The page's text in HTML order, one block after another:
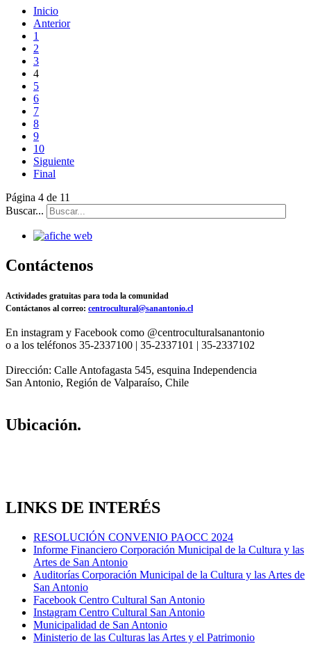
Inicio
Anterior
1
2
3
4
5
6
7
8
9
10
Siguiente
Final
Página 4 de 11
Buscar...
Contáctenos
Actividades gratuitas para toda la comunidad
Contáctanos al correo: centrocultural@sanantonio.cl
En instagram y Facebook como @centroculturalsanantonio
o a los teléfonos 35-2337100 | 35-2337101 | 35-2337102
Dirección: Calle Antofagasta 545, esquina Independencia
San Antonio, Región de Valparaíso, Chile
Ubicación.
LINKS DE INTERÉS
RESOLUCIÓN CONVENIO PAOCC 2024
Informe Financiero Corporación Municipal de la Cultura y las
Artes de San Antonio
Auditorías Corporación Municipal de la Cultura y las Artes de
San Antonio
Facebook Centro Cultural San Antonio
Instagram Centro Cultural San Antonio
Municipalidad de San Antonio
Ministerio de las Culturas las Artes y el Patrimonio